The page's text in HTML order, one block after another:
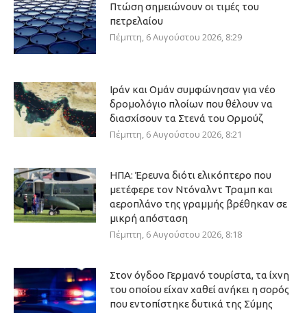
Πτώση σημειώνουν οι τιμές του
πετρελαίου
Πέμπτη, 6 Αυγούστου 2026, 8:29
Ιράν και Ομάν συμφώνησαν για νέο
δρομολόγιο πλοίων που θέλουν να
διασχίσουν τα Στενά του Ορμούζ
Πέμπτη, 6 Αυγούστου 2026, 8:21
ΗΠΑ: Έρευνα διότι ελικόπτερο που
μετέφερε τον Ντόναλντ Τραμπ και
αεροπλάνο της γραμμής βρέθηκαν σε
μικρή απόσταση
Πέμπτη, 6 Αυγούστου 2026, 8:18
Στον όγδοο Γερμανό τουρίστα, τα ίχνη
του οποίου είχαν χαθεί ανήκει η σορός
που εντοπίστηκε δυτικά της Σύμης